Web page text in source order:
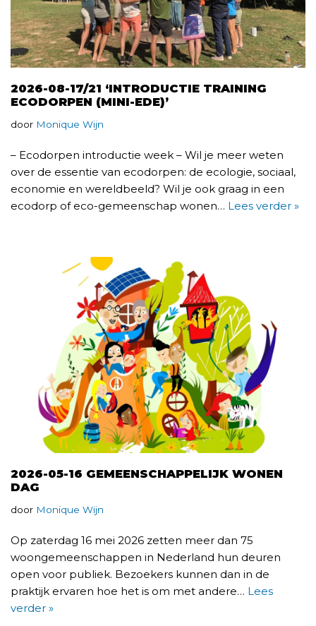
2026-08-17/21 ‘INTRODUCTIE TRAINING
ECODORPEN (MINI-EDE)’
door Monique Wijn
– Ecodorpen introductie week – Wil je meer weten
over de essentie van ecodorpen: de ecologie, sociaal,
economie en wereldbeeld? Wil je ook graag in een
ecodorp of eco-gemeenschap wonen… Lees verder »
2026-05-16 GEMEENSCHAPPELIJK WONEN
DAG
door Monique Wijn
Op zaterdag 16 mei 2026 zetten meer dan 75
woongemeenschappen in Nederland hun deuren
open voor publiek. Bezoekers kunnen dan in de
praktijk ervaren hoe het is om met andere… Lees
verder »